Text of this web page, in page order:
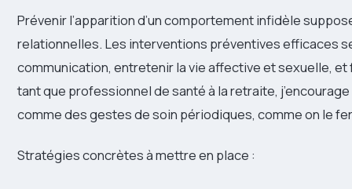
Prévenir l’apparition d’un comportement infidèle
relationnelles. Les interventions préventives efficaces
communication, entretenir la vie affective et sexuelle,
tant que professionnel de santé à la retraite,
comme des gestes de soin périodiques, comme on le
Stratégies concrètes à mettre en place :